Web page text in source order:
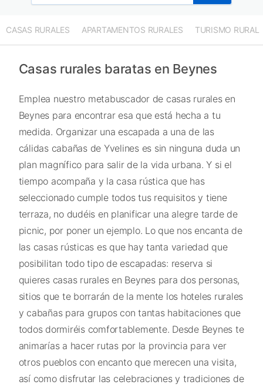
CASAS RURALES APARTAMENTOS RURALES TURISMO RURAL
Casas rurales baratas en Beynes
Emplea nuestro metabuscador de casas rurales en
Beynes para encontrar esa que está hecha a tu
medida. Organizar una escapada a una de las
cálidas cabañas de Yvelines es sin ninguna duda un
plan magnífico para salir de la vida urbana. Y si el
tiempo acompaña y la casa rústica que has
seleccionado cumple todos tus requisitos y tiene
terraza, no dudéis en planificar una alegre tarde de
picnic, por poner un ejemplo. Lo que nos encanta de
las casas rústicas es que hay tanta variedad que
posibilitan todo tipo de escapadas: reserva si
quieres casas rurales en Beynes para dos personas,
sitios que te borrarán de la mente los hoteles rurales
y cabañas para grupos con tantas habitaciones que
todos dormiréis comfortablemente. Desde Beynes te
animarías a hacer rutas por la provincia para ver
otros pueblos con encanto que merecen una visita,
así como disfrutar las celebraciones y tradiciones de